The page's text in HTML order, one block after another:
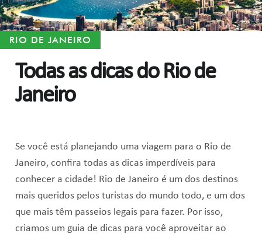
RIO DE JANEIRO
Todas as dicas do Rio de
Janeiro
Se você está planejando uma viagem para o Rio de
Janeiro, confira todas as dicas imperdíveis para
conhecer a cidade! Rio de Janeiro é um dos destinos
mais queridos pelos turistas do mundo todo, e um dos
que mais têm passeios legais para fazer. Por isso,
criamos um guia de dicas para você aproveitar ao